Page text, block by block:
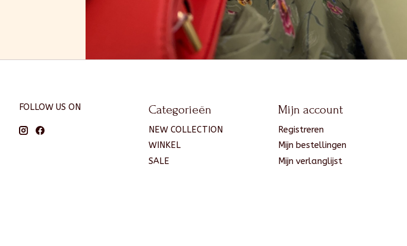
FOLLOW US ON Categorieën
NEW COLLECTION
WINKEL
SALE
Mijn account
Registreren
Mijn bestellingen
Mijn verlanglijst